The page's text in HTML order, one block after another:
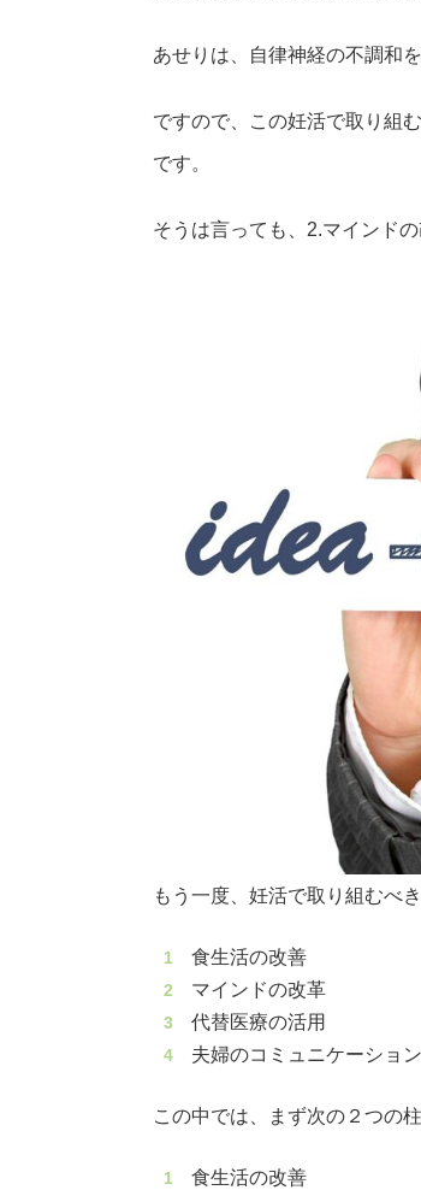
あせりは、自律神経の不調和
ですので、この妊活で取り組
です。
そうは言っても、2.マインド
もう一度、妊活で取り組むべ
食生活の改善
マインドの改革
代替医療の活用
夫婦のコミュニケーション
この中では、まず次の２つの
食生活の改善